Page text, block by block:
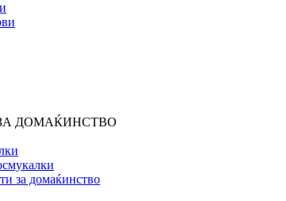
ДОМАЌИНСТВО
за домаќинство